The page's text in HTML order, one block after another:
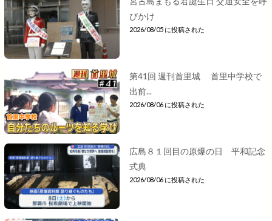
びかけ
2026/08/05 に投稿された
第41回 週刊首里城 首里中学校で
出前...
2026/08/06 に投稿された
広島８１回目の原爆の日 平和記念
式典
2026/08/06 に投稿された